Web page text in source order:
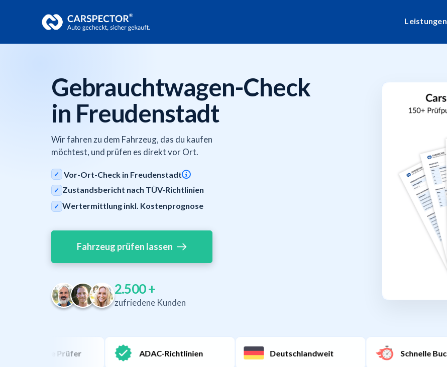
Leistungen
Gebrauchtwagen-Check
in Freudenstadt
Wir fahren zu dem Fahrzeug, das du kaufen
möchtest, und prüfen es direkt vor Ort.
✓ Vor-Ort-Check in Freudenstadt
✓ Zustandsbericht nach TÜV-Richtlinien
✓ Wertermittlung inkl. Kostenprognose
Fahrzeug prüfen lassen
2.500+
zufriedene Kunden
ADAC-Richtlinien Deutschlandweit Schnelle Buchung